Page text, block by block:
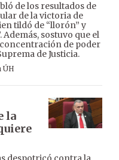
de los resultados de
de la victoria de
tildó de “llorón” y
Además, sostuvo que el
de poder
de Justicia.
ÚH
la